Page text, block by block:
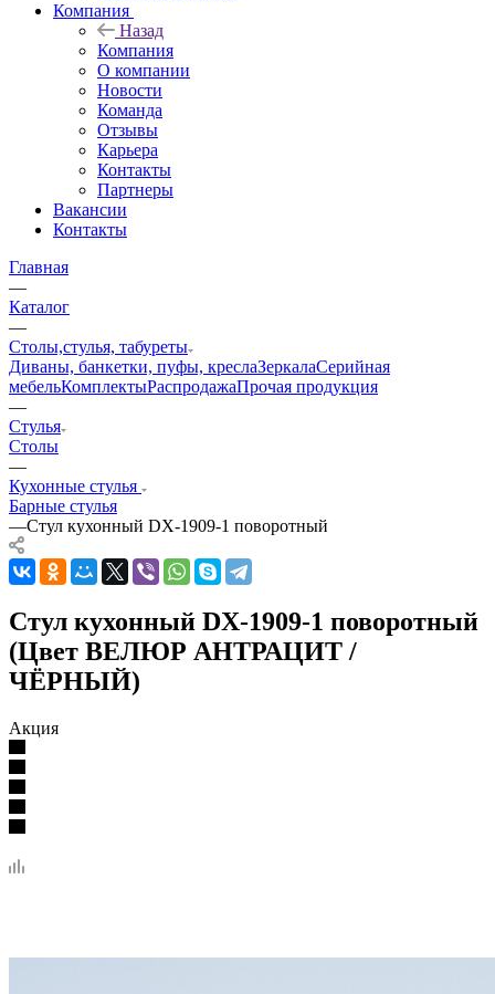
Компания
Назад
Компания
О компании
Новости
Команда
Отзывы
Карьера
Контакты
Партнеры
Вакансии
Контакты
Главная
—
Каталог
—
Столы,стулья, табуреты
Диваны, банкетки, пуфы, креслаЗеркалаСерийная
мебельКомплектыРаспродажаПрочая продукция
—
Стулья
Столы
—
Кухонные стулья
Барные стулья
—Стул кухонный DX-1909-1 поворотный
Стул кухонный DX-1909-1 поворотный
(Цвет ВЕЛЮР АНТРАЦИТ /
ЧЁРНЫЙ)
Акция